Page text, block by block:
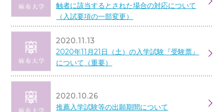
触者に該当するとされた場合の対応について
（入試要項の一部変更）
2020.11.13
2020年11月21日（土）の入学試験『受験票』
について（重要）
2020.10.26
推薦入学試験等の出願期間について